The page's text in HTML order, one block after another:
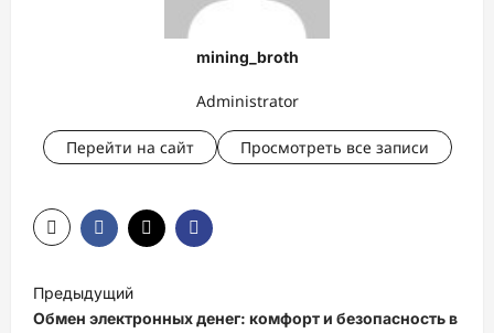
mining_broth
Administrator
Перейти на сайт Просмотреть все записи
Н
а
Предыдущий
Обмен электронных денег: комфорт и безопасность в